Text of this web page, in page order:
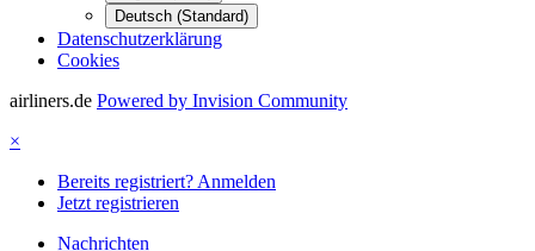
Deutsch (Standard)
Datenschutzerklärung
Cookies
airliners.de Powered by Invision Community
×
Bereits registriert? Anmelden
Jetzt registrieren
Nachrichten